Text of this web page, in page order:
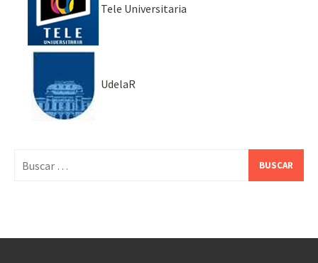
Tele Universitaria
UdelaR